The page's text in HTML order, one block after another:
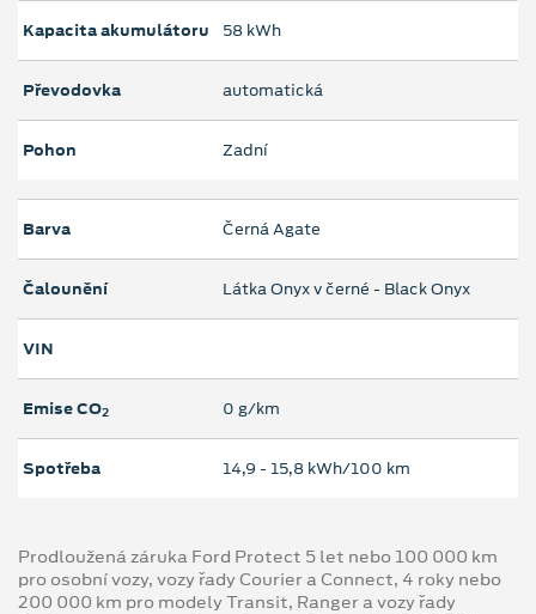
Kapacita akumulátoru 58 kWh
Převodovka automatická
Pohon Zadní
Barva Černá Agate
Čalounění Látka Onyx v černé - Black Onyx
VIN
Emise CO2 0 g/km
Spotřeba 14,9 ‐ 15,8 kWh/100 km
Prodloužená záruka Ford Protect 5 let nebo 100 000 km
pro osobní vozy, vozy řady Courier a Connect, 4 roky nebo
200 000 km pro modely Transit, Ranger a vozy řady